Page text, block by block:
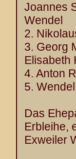
Joannes
Wendel
2.
3. Georg
Elisabeth
4. Anton
5.
Das
Erbleihe,
Exweiler